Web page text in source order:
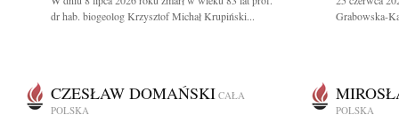
dr hab. biogeolog Krzysztof Michał Krupiński...
Grabowska-
CZESŁAW DOMAŃSKI CAŁA
POLSKA
POLSKA